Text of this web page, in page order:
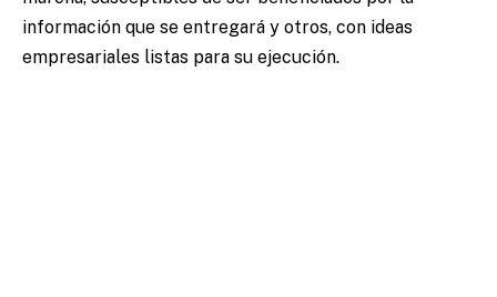
información que se entregará y otros, con ideas
empresariales listas para su ejecución.